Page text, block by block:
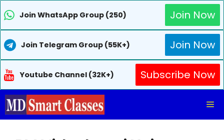
Join WhatsApp Group (250) Join Now
Join Telegram Group (55K+) Join Now
Youtube Channel (32K+)
Subscribe Now
Skip
to